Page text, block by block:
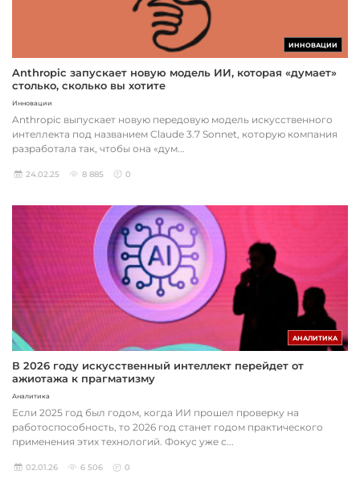
ИННОВАЦИИ
Anthropic запускает новую модель ИИ, которая «думает»
столько, сколько вы хотите
Инновации
Anthropic выпускает новую передовую модель искусственного
интеллекта под названием Claude 3.7 Sonnet, которую компания
разработала так, чтобы она «дум...
24.02.25 8 885 0
АНАЛИТИКА
В 2026 году искусственный интеллект перейдет от
ажиотажа к прагматизму
Аналитика
Если 2025 год был годом, когда ИИ прошел проверку на
работоспособность, то 2026 год станет годом практического
применения этих технологий. Фокус уже с...
02.01.26 6 506 0